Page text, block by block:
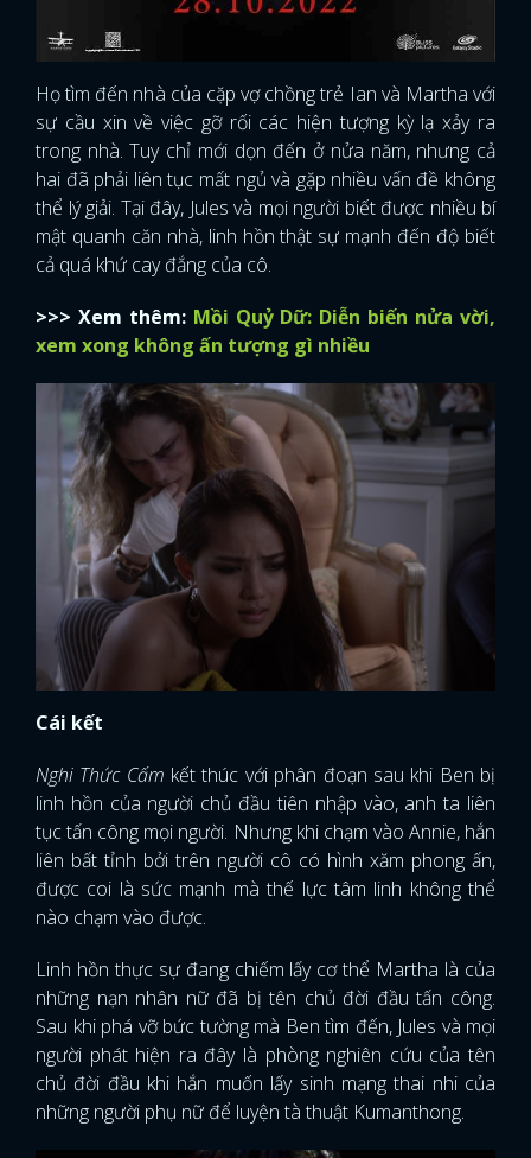
Họ tìm đến nhà của cặp vợ chồng trẻ Ian và Martha với
sự cầu xin về việc gỡ rối các hiện tượng kỳ lạ xảy ra
trong nhà. Tuy chỉ mới dọn đến ở nửa năm, nhưng cả
hai đã phải liên tục mất ngủ và gặp nhiều vấn đề không
thể lý giải. Tại đây, Jules và mọi người biết được nhiều bí
mật quanh căn nhà, linh hồn thật sự mạnh đến độ biết
cả quá khứ cay đắng của cô.
>>> Xem thêm:Mồi Quỷ Dữ: Diễn biến nửa vời,
xem xong không ấn tượng gì nhiều
Cái kết
Nghi Thức Cấm kết thúc với phân đoạn sau khi Ben bị
linh hồn của người chủ đầu tiên nhập vào, anh ta liên
tục tấn công mọi người. Nhưng khi chạm vào Annie, hắn
liên bất tỉnh bởi trên người cô có hình xăm phong ấn,
được coi là sức mạnh mà thế lực tâm linh không thể
nào chạm vào được.
Linh hồn thực sự đang chiếm lấy cơ thể Martha là của
những nạn nhân nữ đã bị tên chủ đời đầu tấn công.
Sau khi phá vỡ bức tường mà Ben tìm đến, Jules và mọi
người phát hiện ra đây là phòng nghiên cứu của tên
chủ đời đầu khi hắn muốn lấy sinh mạng thai nhi của
những người phụ nữ để luyện tà thuật Kumanthong.